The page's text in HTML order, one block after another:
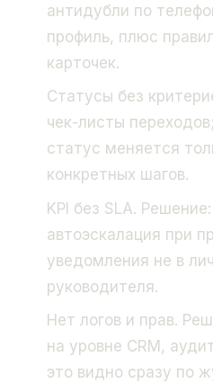
антидубли по
профиль, плюс
карточек.
Статусы без
чек-листы
статус меняется
конкретных шагов.
KPI без SLA.
автоэскалация при
уведомления не в
руководителя.
Нет логов и прав.
на уровне CRM,
это видно сразу по